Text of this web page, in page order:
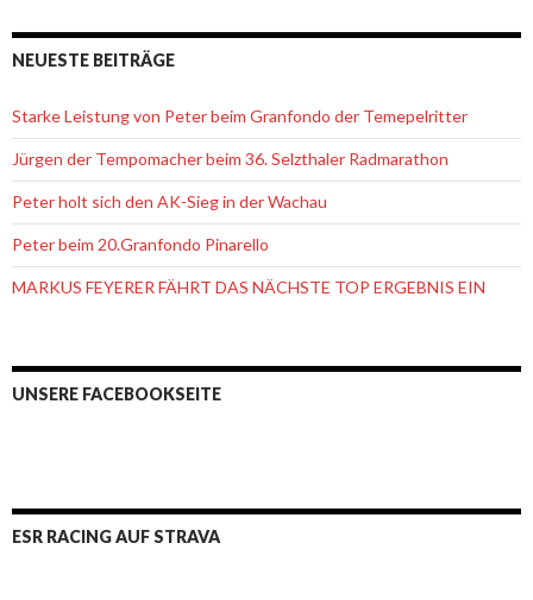
NEUESTE BEITRÄGE
Starke Leistung von Peter beim Granfondo der Temepelritter
Jürgen der Tempomacher beim 36. Selzthaler Radmarathon
Peter holt sich den AK-Sieg in der Wachau
Peter beim 20.Granfondo Pinarello
MARKUS FEYERER FÄHRT DAS NÄCHSTE TOP ERGEBNIS EIN
UNSERE FACEBOOKSEITE
ESR RACING AUF STRAVA